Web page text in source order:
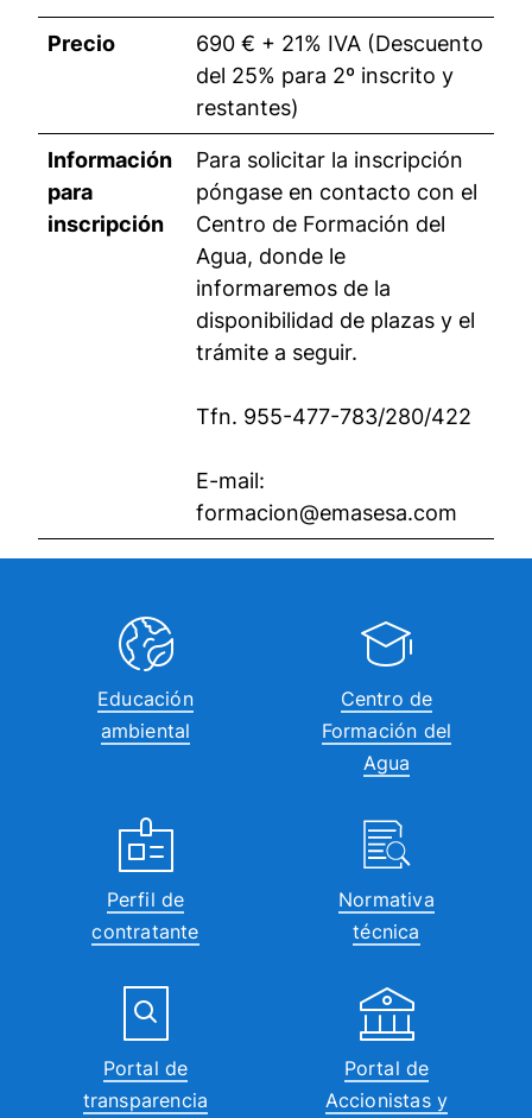
Precio
690 € + 21% IVA (Descuento
del 25% para 2º inscrito y
restantes)
Información
para
inscripción
Para solicitar la inscripción
póngase en contacto con el
Centro de Formación del
Agua, donde le
informaremos de la
disponibilidad de plazas y el
trámite a seguir.
Tfn. 955-477-783/280/422
E-mail:
formacion@emasesa.com
Educación
ambiental
Centro de
Formación del
Agua
Perfil de
contratante
Normativa
técnica
Portal de
transparencia
Portal de
Accionistas y